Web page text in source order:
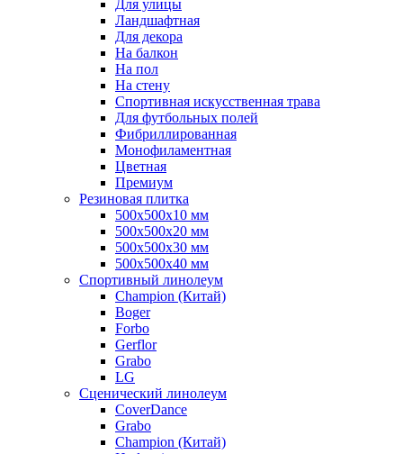
Для улицы
Ландшафтная
Для декора
На балкон
На пол
На стену
Спортивная искусственная трава
Для футбольных полей
Фибриллированная
Монофиламентная
Цветная
Премиум
Резиновая плитка
500х500х10 мм
500х500х20 мм
500х500х30 мм
500х500х40 мм
Спортивный линолеум
Champion (Китай)
Boger
Forbo
Gerflor
Grabo
LG
Сценический линолеум
CoverDance
Grabo
Champion (Китай)